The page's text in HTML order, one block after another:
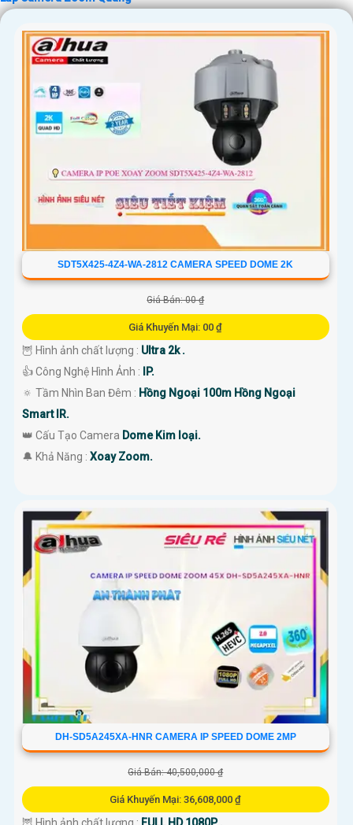
SDT5X425-4Z4-WA-2812 CAMERA SPEED DOME 2K
Giá Bán: 00 ₫
Giá Khuyến Mại: 00 ₫
🦉 Hình ảnh chất lượng : Ultra 2k .
👍 Công Nghệ Hình Ảnh :
IP.
🔅 Tầm Nhìn Ban Đêm : Hồng Ngoại 100m Hồng Ngoại
Smart IR.
👑 Cấu Tạo Camera Dome Kim loại.
️🔔 Khả Năng : Xoay Zoom.
DH-SD5A245XA-HNR CAMERA IP SPEED DOME 2MP
Giá Bán: 40,500,000 ₫
Giá Khuyến Mại: 36,608,000 ₫